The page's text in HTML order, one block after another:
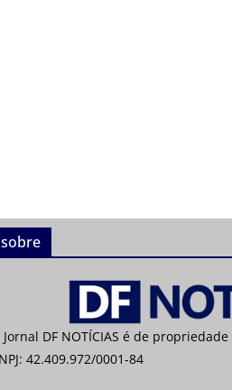
sobre
Jornal DF NOTÍCIAS é de
42.409.972/0001-84